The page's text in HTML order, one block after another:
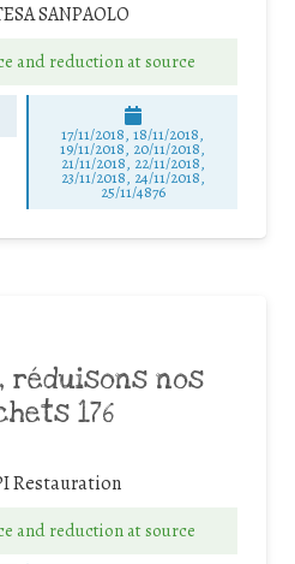
SANPAOLO
and reduction at source
17/11/2018, 18/11/2018,
19/11/2018, 20/11/2018,
21/11/2018, 22/11/2018,
23/11/2018, 24/11/2018,
25/11/4876
réduisons nos
176
Restauration
and reduction at source